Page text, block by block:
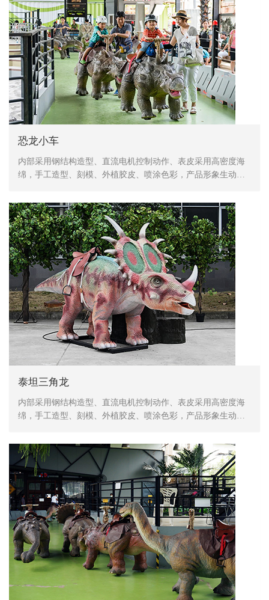
恐龙小车
内部采用钢结构造型、直流电机控制动作、表皮采用高密度海
绵，手工造型、刻模、外植胶皮、喷涂色彩，产品形象生动、
泰坦三角龙
内部采用钢结构造型、直流电机控制动作、表皮采用高密度海
绵，手工造型、刻模、外植胶皮、喷涂色彩，产品形象生动、